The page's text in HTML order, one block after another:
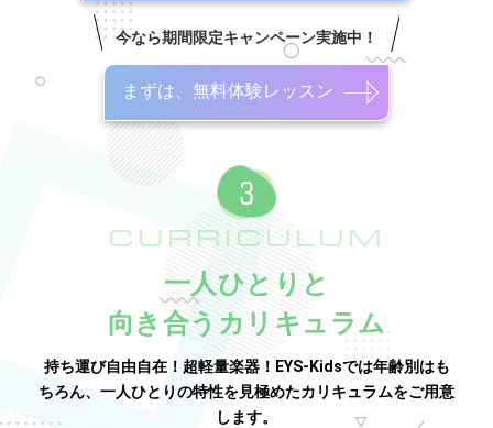
今なら期間限定キャンペーン実施中！
まずは、無料体験レッスン
CURRICULUM
一人ひとりと
向き合うカリキュラム
持ち運び自由自在！超軽量楽器！EYS-Kidsでは年齢別はも
ちろん、一人ひとりの特性を見極めたカリキュラムをご用意
します。